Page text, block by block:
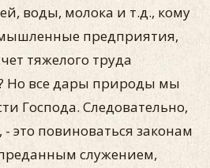
воды, молока и т.д., кому
предприятия,
тяжелого труда
Но все дары природы мы
Господа. Следовательно,
это повиноваться законам
служением,